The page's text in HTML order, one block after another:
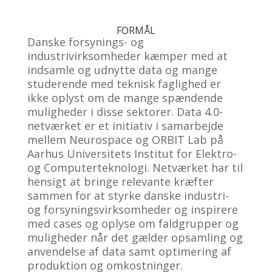
FORMÅL
Danske forsynings- og
industrivirksomheder kæmper med at
indsamle og udnytte data og mange
studerende med teknisk faglighed er
ikke oplyst om de mange spændende
muligheder i disse sektorer. Data 4.0-
netværket er et initiativ i samarbejde
mellem Neurospace og ORBIT Lab på
Aarhus Universitets Institut for Elektro-
og Computerteknologi. Netværket har til
hensigt at bringe relevante kræfter
sammen for at styrke danske industri-
og forsyningsvirksomheder og inspirere
med cases og oplyse om faldgrupper og
muligheder når det gælder opsamling og
anvendelse af data samt optimering af
produktion og omkostninger.